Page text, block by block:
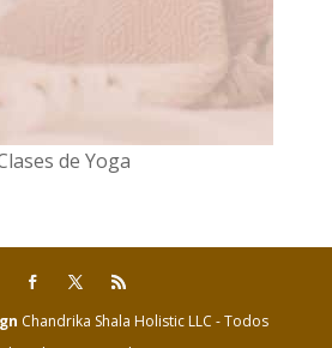
de Yoga
Chandrika Shala Holistic LLC - Todos